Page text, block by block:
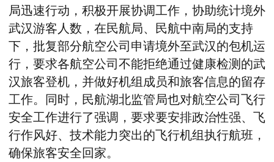
局迅速行动，积极开展协调工作，协助统计境外
武汉游客人数，在民航局、
民航中南局的支持
下，批复部分航空公司申请境外至武汉的包机运
行，要求各航空公司不能拒绝通过健康检测的武
汉旅客登机，并做好机组成员和旅客信息的留存
工作。同时，民航湖北监管局也对航空公司飞行
安全工作进行了强调，要求要安排政治性强、飞
行作风好、技术能力突出的飞行机组执行航班，
确保旅客安全回家。